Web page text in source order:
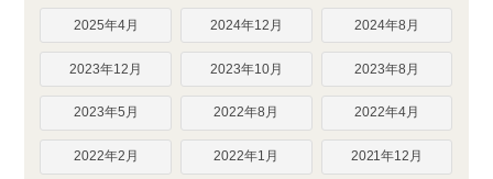
2025年4月 2024年12月 2024年8月
2023年12月 2023年10月 2023年8月
2023年5月 2022年8月 2022年4月
2022年2月 2022年1月 2021年12月